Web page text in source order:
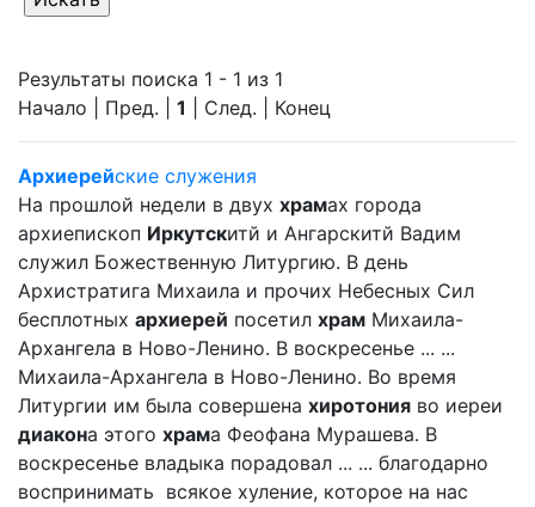
Результаты поиска 1 - 1 из 1
Начало | Пред. | 1 | След. | Конец
Архиерейские служения
На прошлой недели в двух храмах города
архиепископ Иркутскитй и Ангарскитй Вадим
служил Божественную Литургию. В день
Архистратига Михаила и прочих Небесных Сил
бесплотных архиерей посетил храм Михаила-
Архангела в Ново-Ленино. В воскресенье ... ...
Михаила-Архангела в Ново-Ленино. Во время
Литургии им была совершена хиротония во иереи
диакона этого храма Феофана Мурашева. В
воскресенье владыка порадовал ... ... благодарно
воспринимать всякое хуление, которое на нас